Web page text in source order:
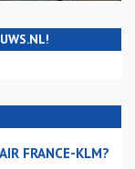
FRANCE-KLM?